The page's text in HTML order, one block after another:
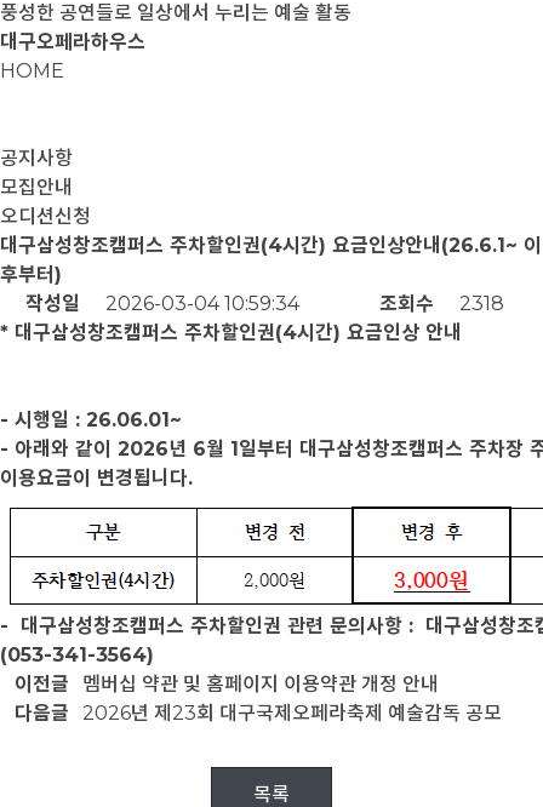
풍성한 공연들로 일상에서 누리는 예술 활동
대구오페라하우스
HOME
공지사항
모집안내
오디션신청
대구삼성창조캠퍼스 주차할인권(4시간) 요금인상안내(26.6.1~ 이
후부터)
작성일
2026-03-04 10:59:34 조회수
2318
* 대구삼성창조캠퍼스 주차할인권(4시간) 요금인상 안내
- 시행일 : 26.06.01~
- 아래와 같이 2026년 6월 1일부터 대구삼성창조캠퍼스 주차장
이용요금이 변경됩니다.
- 대구삼성창조캠퍼스 주차할인권 관련 문의사항 : 대구삼성창조
(053-341-3564)
이전글
멤버십 약관 및 홈페이지 이용약관 개정 안내
다음글
2026년 제23회 대구국제오페라축제 예술감독 공모
목록